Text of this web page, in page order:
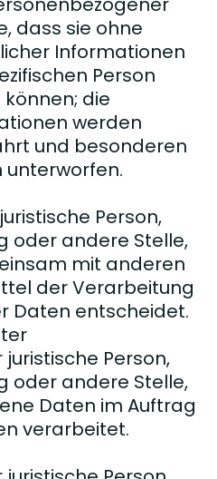
dass sie ohne
Informationen
Person
die
werden
und besonderen
Person,
oder andere Stelle,
mit anderen
der Verarbeitung
Daten entscheidet.
Person,
oder andere Stelle,
Daten im Auftrag
verarbeitet.